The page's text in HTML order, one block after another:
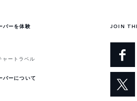
バーを体験
ャートラベル
バーについて
JOIN